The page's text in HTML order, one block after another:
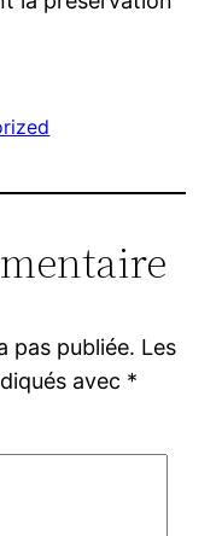
pas publiée. Les
avec *